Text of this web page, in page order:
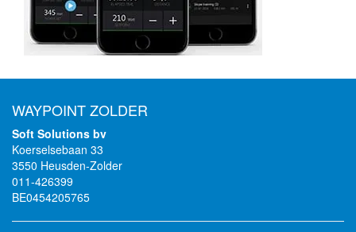
WAYPOINT ZOLDER
Soft Solutions bv
Koerselsebaan 33
3550 Heusden-Zolder
011-426399
BE0454205765